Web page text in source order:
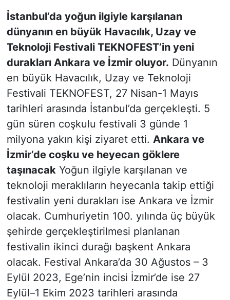
İstanbul’da yoğun ilgiyle karşılanan
dünyanın en büyük Havacılık, Uzay ve
Teknoloji Festivali TEKNOFEST’in yeni
durakları Ankara ve İzmir oluyor. Dünyanın
en büyük Havacılık, Uzay ve Teknoloji
Festivali TEKNOFEST, 27 Nisan-1 Mayıs
tarihleri arasında İstanbul’da gerçekleşti. 5
gün süren coşkulu festivali 3 günde 1
milyona yakın kişi ziyaret etti. Ankara ve
İzmir’de coşku ve heyecan göklere
taşınacakYoğun ilgiyle karşılanan ve
teknoloji meraklıların heyecanla takip ettiği
festivalin yeni durakları ise Ankara ve İzmir
olacak. Cumhuriyetin 100. yılında üç büyük
şehirde gerçekleştirilmesi planlanan
festivalin ikinci durağı başkent Ankara
olacak. Festival Ankara’da 30 Ağustos – 3
Eylül 2023, Ege’nin incisi İzmir’de ise 27
Eylül–1 Ekim 2023 tarihleri arasında
KONGRE HABERLERİ
KONGRE TAKVİMİ
RÖPORTAJLAR
BİYOGRAFİLER